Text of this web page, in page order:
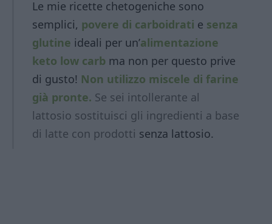
Le mie ricette chetogeniche sono
semplici, povere di carboidrati e senza
glutine ideali per un’alimentazione
keto low carb ma non per questo prive
di gusto! Non utilizzo miscele di farine
già pronte. Se sei intollerante al
lattosio sostituisci gli ingredienti a base
di latte con prodotti senza lattosio.